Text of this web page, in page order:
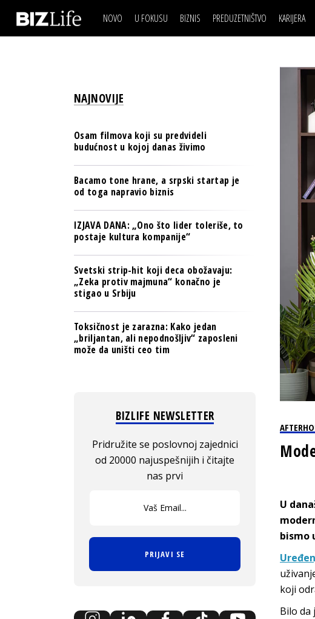
NOVO U FOKUSU BIZNIS
BANKE
OSIGURANJE
TECH I AI
BIZNIS & SPORT
PULS REGIONA
NOVO NA RAFU
PREDUZETNIŠTVO KARIJERA
MOJ
IZJAVA DANABIZNIS SCENA
BREND I KOMUNIKACIJE
OSIGURANJE
TECH I AI
POSAO
MOJ
U
bismo
koji
Bilo da
NAJNOVIJE
Osam filmova koji su predvideli
budućnost u kojoj danas živimo
Bacamo tone hrane, a srpski startap je
od toga napravio biznis
IZJAVA DANA: „Ono što lider toleriše, to
postaje kultura kompanije“
Svetski strip-hit koji deca obožavaju:
„Zeka protiv majmuna“ konačno je
stigao u Srbiju
Toksičnost je zarazna: Kako jedan
„briljantan, ali nepodnošljiv“ zaposleni
može da uništi ceo tim
BIZLIFE NEWSLETTER
Pridružite se poslovnoj zajednici
od 20000 najuspešnijih i čitajte
nas prvi
PRIJAVI SE